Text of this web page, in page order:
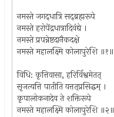
नमस्ते जगद्‌धात्रि सद्‌ब्रह्मरूपे
नमस्ते हरोपेंद्रधात्रादिवंद्ये ।
नमस्ते प्रपन्नेष्टदानैकदक्षे
नमस्ते महालक्ष्मि कोलापुरेशि ॥१॥
विधि: कृत्तिवासा, हरिर्विश्वमेतत्‌
सृजत्यत्ति पातीति यत्तत्‌प्रसिद्धम्‌ ।
कृपालोकनादेव ते शक्तिरूपे
नमस्ते महालक्ष्मि कोलापुरेशि ॥२॥